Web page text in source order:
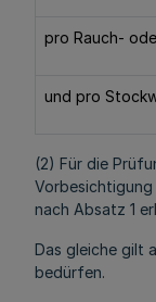
pro Rauch-
und pro
(2) Für die
nach Absatz 1
Das gleiche gilt
bedürfen.